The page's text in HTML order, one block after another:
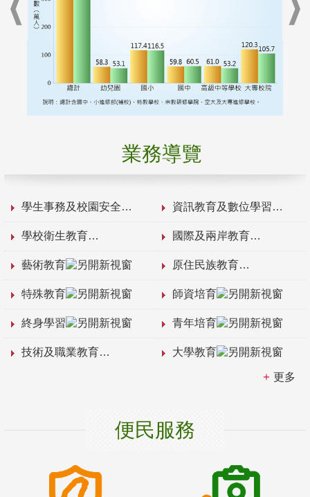
業務導覽
學生事務及校園安全 資訊教育及數位學習
學校衛生教育 國際及兩岸教育
藝術教育 原住民族教育
特殊教育 師資培育
終身學習 青年培育
技術及職業教育 大學教育
更多
便民服務